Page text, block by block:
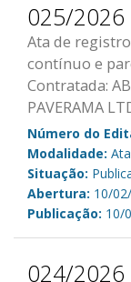
025/2026
Ata de
contínuo e
Contratada:
PAVERAMA
Número do
Modalidade:
Situação:
Abertura: 10/
Publicação: 10/
024/2026